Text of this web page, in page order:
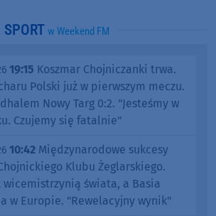
SPORT w Weekend FM
19:15 Koszmar Chojniczanki trwa.
Polski już w pierwszym meczu.
Nowy Targ 0:2. "Jesteśmy w
Czujemy się fatalnie"
10:42 Międzynarodowe sukcesy
Klubu Żeglarskiego.
wicemistrzynią świata, a Basia
w Europie. "Rewelacyjny wynik"